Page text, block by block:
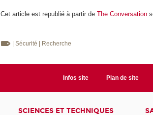
Cet article est republié à partir deThe Conversation
| Sécurité | Recherche
Infos site Plan de site
SCIENCES ET TECHNIQUES